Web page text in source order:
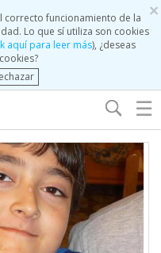
×
correcto funcionamiento de la
Lo que sí utiliza son cookies
aquí para leer más), ¿deseas
☰